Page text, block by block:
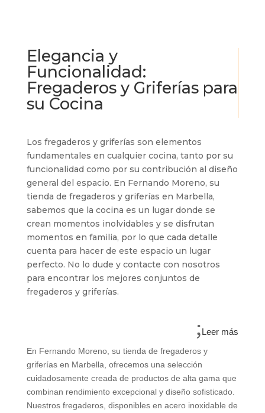
Elegancia y
Funcionalidad:
Fregaderos y Griferías para
su Cocina
Los fregaderos y griferías son elementos
fundamentales en cualquier cocina, tanto por su
funcionalidad como por su contribución al diseño
general del espacio. En Fernando Moreno, su
tienda de fregaderos y griferías en Marbella,
sabemos que la cocina es un lugar donde se
crean momentos inolvidables y se disfrutan
momentos en familia, por lo que cada detalle
cuenta para hacer de este espacio un lugar
perfecto. No lo dude y contacte con nosotros
para encontrar los mejores conjuntos de
fregaderos y griferías.
Leer más
En Fernando Moreno, su tienda de fregaderos y
griferías en Marbella, ofrecemos una selección
cuidadosamente creada de productos de alta gama que
combinan rendimiento excepcional y diseño sofisticado.
Nuestros fregaderos, disponibles en acero inoxidable de